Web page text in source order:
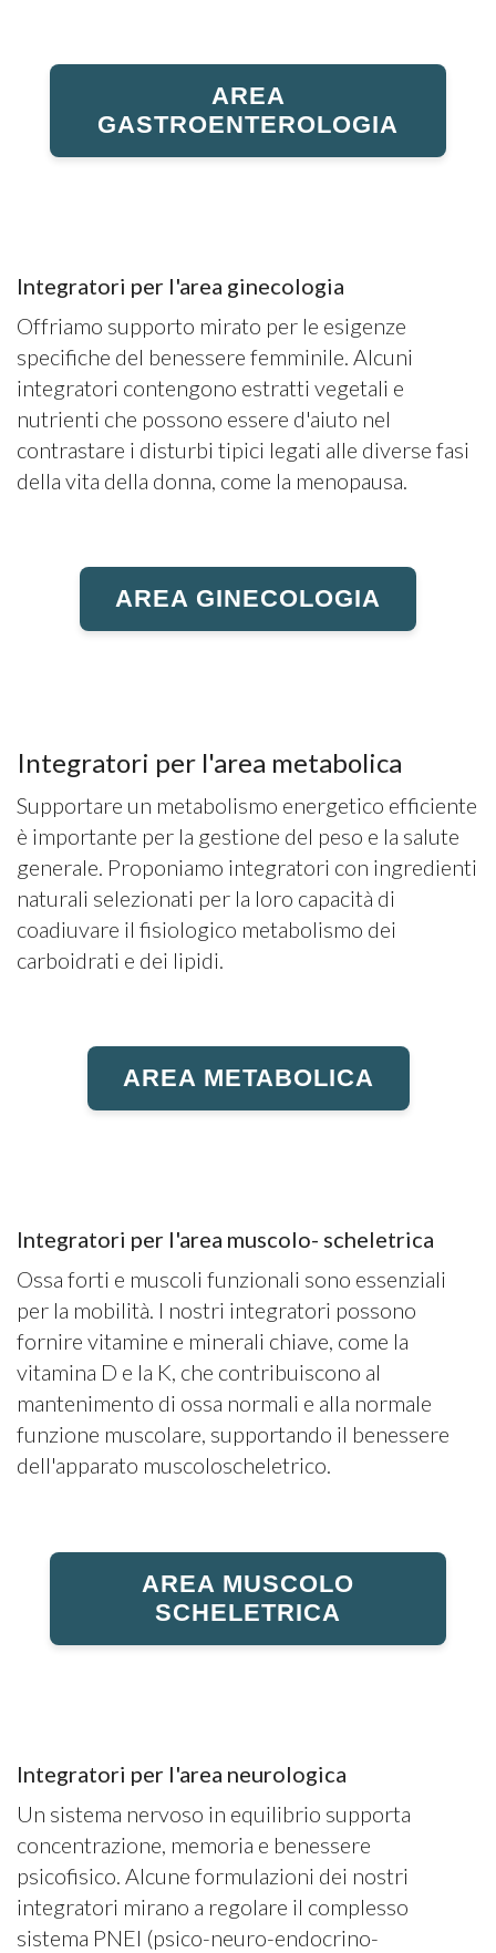
AREA
GASTROENTEROLOGIA
Integratori per l'area ginecologia
Offriamo supporto mirato per le esigenze
specifiche del benessere femminile. Alcuni
integratori contengono estratti vegetali e
nutrienti che possono essere d'aiuto nel
contrastare i disturbi tipici legati alle diverse fasi
della vita della donna, come la menopausa.
AREA GINECOLOGIA
Integratori per l'area metabolica
Supportare un metabolismo energetico efficiente
è importante per la gestione del peso e la salute
generale. Proponiamo integratori con ingredienti
naturali selezionati per la loro capacità di
coadiuvare il fisiologico metabolismo dei
carboidrati e dei lipidi.
AREA METABOLICA
Integratori per l'area muscolo- scheletrica
Ossa forti e muscoli funzionali sono essenziali
per la mobilità. I nostri integratori possono
fornire vitamine e minerali chiave, come la
vitamina D e la K, che contribuiscono al
mantenimento di ossa normali e alla normale
funzione muscolare, supportando il benessere
dell'apparato muscoloscheletrico.
AREA MUSCOLO
SCHELETRICA
Integratori per l'area neurologica
Un sistema nervoso in equilibrio supporta
concentrazione, memoria e benessere
psicofisico. Alcune formulazioni dei nostri
integratori mirano a regolare il complesso
sistema PNEI (psico-neuro-endocrino-